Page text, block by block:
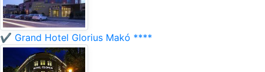
✔️ Grand Hotel Glorius Makó ****